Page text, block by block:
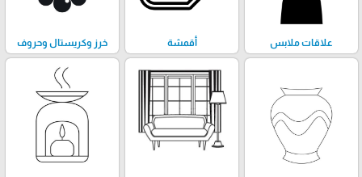
علاقات ملابس أقمشة خرز وكريستال وحروف